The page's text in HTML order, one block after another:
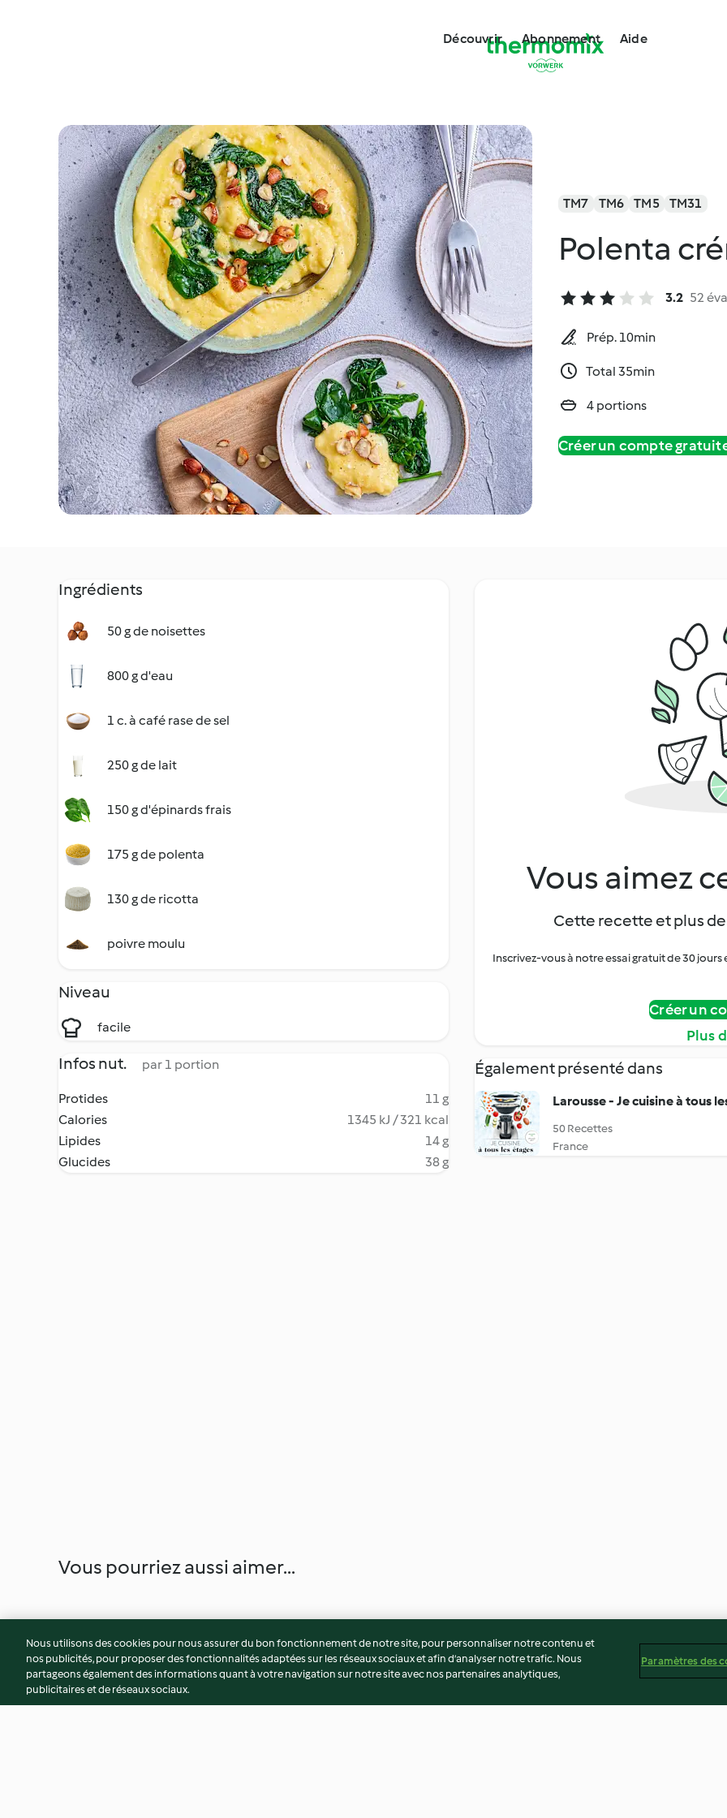
Découvrir Abonnement Aide
TM7 TM6 TM5 TM31
Polenta
3.2 52
Prép. 10min
Total 35min
4 portions
Créer un compte
Ingrédients
50 g de noisettes
800 g d'eau
1 c. à café rase de sel
250 g de lait
150 g d'épinards frais
175 g de polenta
130 g de ricotta
poivre moulu
Niveau
facile
Infos nut. par 1 portion
Protides
11 g
Calories
1345 kJ / 321 kcal
Lipides
14 g
Glucides
38 g
Vous aimez
Cette recette et plus
Inscrivez-vous à notre essai gratuit de 30
Créer un
Plus
Également présenté dans
Larousse - Je cuisine à tous
50 Recettes
France
Vous pourriez aussi aimer...
Nous utilisons des cookies pour nous assurer du bon fonctionnement de notre site, pour personnaliser notre contenu et
nos publicités, pour proposer des fonctionnalités adaptées sur les réseaux sociaux et afin d’analyser notre trafic. Nous
partageons également des informations quant à votre navigation sur notre site avec nos partenaires analytiques,
publicitaires et de réseaux sociaux.
Paramètres des